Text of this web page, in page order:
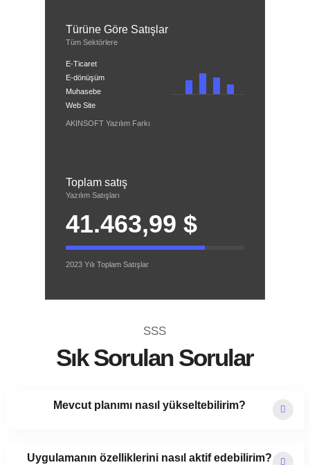
Türüne Göre Satışlar
Tüm Sektörlere
E-Ticaret
E-dönüşüm
Muhasebe
Web Site
AKINSOFT Yazılım Farkı
Toplam satış
Yazılım Satışları
41.463,99 $
2023 Yılı Toplam Satışlar
SSS
Sık Sorulan Sorular
Mevcut planımı nasıl yükseltebilirim?
Uygulamanın özelliklerini nasıl aktif edebilirim?